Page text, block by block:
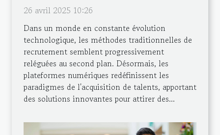
26 avril 2025 10:26
Dans un monde en constante évolution
technologique, les méthodes traditionnelles de
recrutement semblent progressivement
reléguées au second plan. Désormais, les
plateformes numériques redéfinissent les
paradigmes de l'acquisition de talents, apportant
des solutions innovantes pour attirer des...